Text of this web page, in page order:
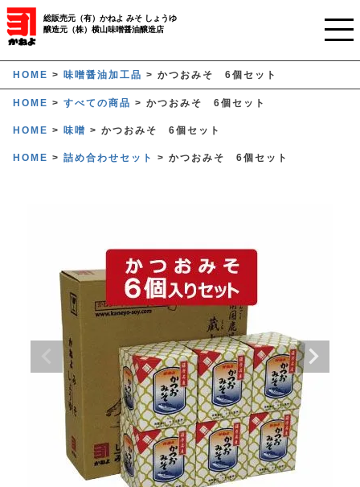
総販売元（有）かねよ みそ しょうゆ
醸造元（株）横山味噌醤油醸造店
ホーム
ご利用ガイド
かねよみそしょうゆについて
オンラインストア
マイページ
HOME 味噌醤油加工品 かつおみそ 6個セット
HOME すべての商品 かつおみそ 6個セット
HOME 味噌 かつおみそ 6個セット
HOME 詰め合わせセット かつおみそ 6個セット